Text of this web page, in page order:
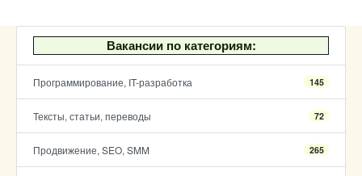
Вакансии по категориям:
Программирование, IT-разработка 145
Тексты, статьи, переводы 72
Продвижение, SEO, SMM 265